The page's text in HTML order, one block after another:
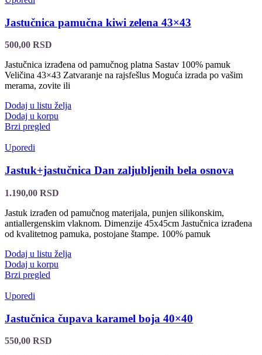
Jastučnica pamučna kiwi zelena 43×43
500,00 RSD
Jastučnica izrađena od pamučnog platna Sastav 100% pamuk
Veličina 43×43 Zatvaranje na rajsfešlus Moguća izrada po vašim
merama, zovite ili
Dodaj u listu želja
Dodaj u korpu
Brzi pregled
Uporedi
Jastuk+jastučnica Dan zaljubljenih bela osnova
1.190,00 RSD
Jastuk izrađen od pamučnog materijala, punjen silikonskim,
antiallergenskim vlaknom. Dimenzije 45x45cm Jastučnica izrađena
od kvalitetnog pamuka, postojane štampe. 100% pamuk
Dodaj u listu želja
Dodaj u korpu
Brzi pregled
Uporedi
Jastučnica čupava karamel boja 40×40
550,00 RSD